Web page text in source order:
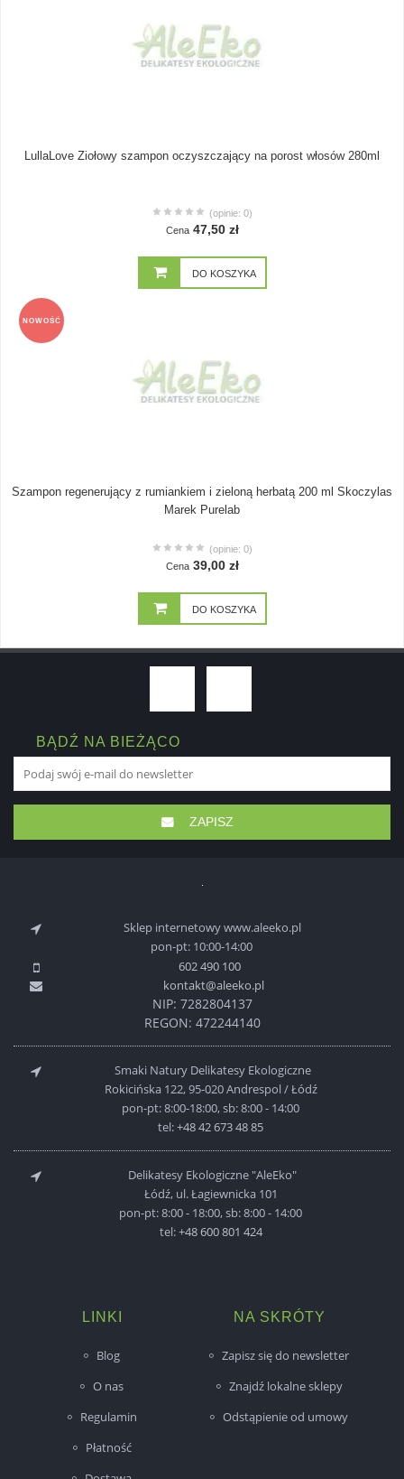
LullaLove Ziołowy szampon oczyszczający na porost włosów 280ml
(opinie: 0)
Cena 47,50 zł
DO KOSZYKA
NOWOŚĆ
Szampon regenerujący z rumiankiem i zieloną herbatą 200 ml Skoczylas
Marek Purelab
(opinie: 0)
Cena 39,00 zł
DO KOSZYKA
BĄDŹ NA BIEŻĄCO
ZAPISZ
Sklep internetowy www.aleeko.pl
pon-pt: 10:00-14:00
602 490 100
kontakt@aleeko.pl
NIP: 7282804137
REGON: 472244140
Smaki Natury Delikatesy Ekologiczne
Rokicińska 122, 95-020 Andrespol / Łódź
pon-pt: 8:00-18:00, sb: 8:00 - 14:00
tel:+48 42 673 48 85
Delikatesy Ekologiczne "AleEko"
Łódź, ul. Łagiewnicka 101
pon-pt: 8:00 - 18:00, sb: 8:00 - 14:00
tel:+48 600 801 424
LINKI
Blog
O nas
Regulamin
Płatność
NA SKRÓTY
Zapisz się do newsletter
Znajdź lokalne sklepy
Odstąpienie od umowy